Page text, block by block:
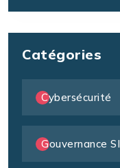
Catégories
Cybersécurité
Gouvernance SI